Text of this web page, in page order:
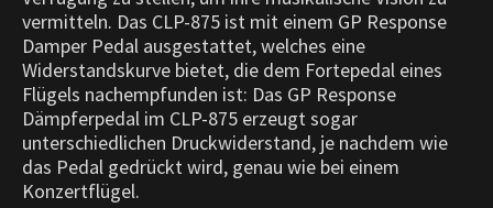
vermitteln. Das CLP-875 ist mit einem GP Response
Damper Pedal ausgestattet, welches eine
Widerstandskurve bietet, die dem Fortepedal eines
Flügels nachempfunden ist: Das GP Response
Dämpferpedal im CLP-875 erzeugt sogar
unterschiedlichen Druckwiderstand, je nachdem wie
das Pedal gedrückt wird, genau wie bei einem
Konzertflügel.